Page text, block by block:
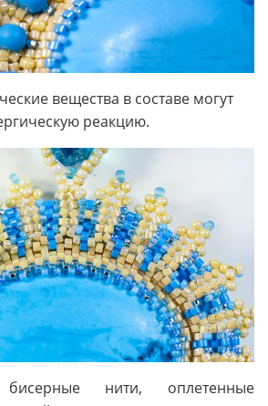
вещества в составе могут
реакцию.
нити, оплетенные